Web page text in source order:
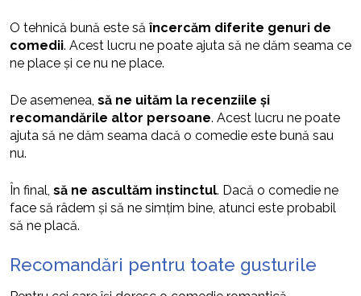
O tehnică bună este săîncercăm diferite genuri de
comedii. Acest lucru ne poate ajuta să ne dăm seama ce
ne place și ce nu ne place.
De asemenea, să ne uităm la recenziile și
recomandările altor persoane. Acest lucru ne poate
ajuta să ne dăm seama dacă o comedie este bună sau
nu.
În final, să ne ascultăm instinctul. Dacă o comedie ne
face să râdem și să ne simțim bine, atunci este probabil
să ne placă.
Recomandări pentru toate gusturile